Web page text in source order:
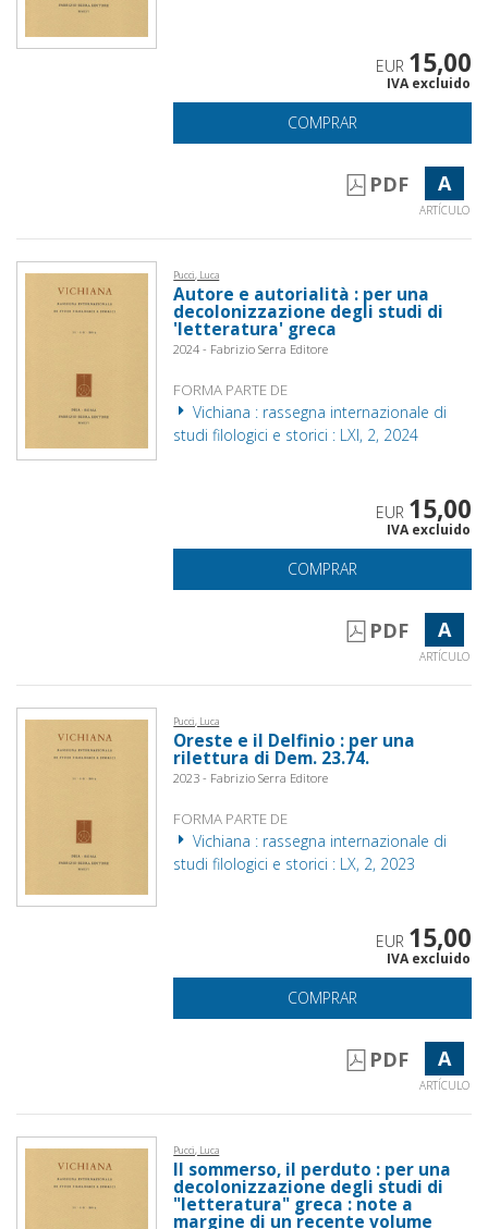
EUR 15,00
IVA excluido
COMPRAR
PDF A
ARTÍCULO
Pucci, Luca
Autore e autorialità : per una
decolonizzazione degli studi di
'letteratura' greca
2024 - Fabrizio Serra Editore
FORMA PARTE DE
Vichiana : rassegna internazionale di
studi filologici e storici : LXI, 2, 2024
EUR 15,00
IVA excluido
COMPRAR
PDF A
ARTÍCULO
Pucci, Luca
Oreste e il Delfinio : per una
rilettura di Dem. 23.74.
2023 - Fabrizio Serra Editore
FORMA PARTE DE
Vichiana : rassegna internazionale di
studi filologici e storici : LX, 2, 2023
EUR 15,00
IVA excluido
COMPRAR
PDF A
ARTÍCULO
Pucci, Luca
Il sommerso, il perduto : per una
decolonizzazione degli studi di
"letteratura" greca : note a
margine di un recente volume